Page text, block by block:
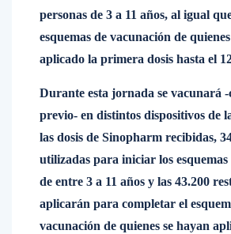
personas de 3 a 11 años, al igual
esquemas de vacunación de
aplicado la primera dosis hasta el
Durante esta jornada se vacunará
previo- en distintos dispositivos de
las dosis de Sinopharm recibidas,
utilizadas para iniciar los esquemas
de entre 3 a 11 años y las 43.200
aplicarán para completar el
vacunación de quienes se hayan